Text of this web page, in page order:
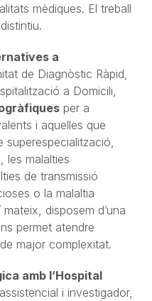
mèdiques. El treball
a
de Diagnòstic Ràpid,
a Domicili,
per a
i aquelles que
les malalties
de transmissió
o la malaltia
disposem d’una
permet atendre
major complexitat.
amb l’Hospital
i investigador,